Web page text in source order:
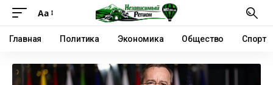
Аа
Главная Политика Экономика Общество Спорт